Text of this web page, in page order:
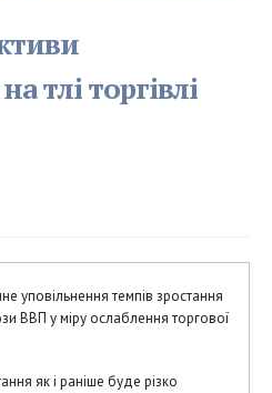
тлі торгівлі
уповільнення темпів зростання
ВВП у міру ослаблення торгової
як і раніше буде різко